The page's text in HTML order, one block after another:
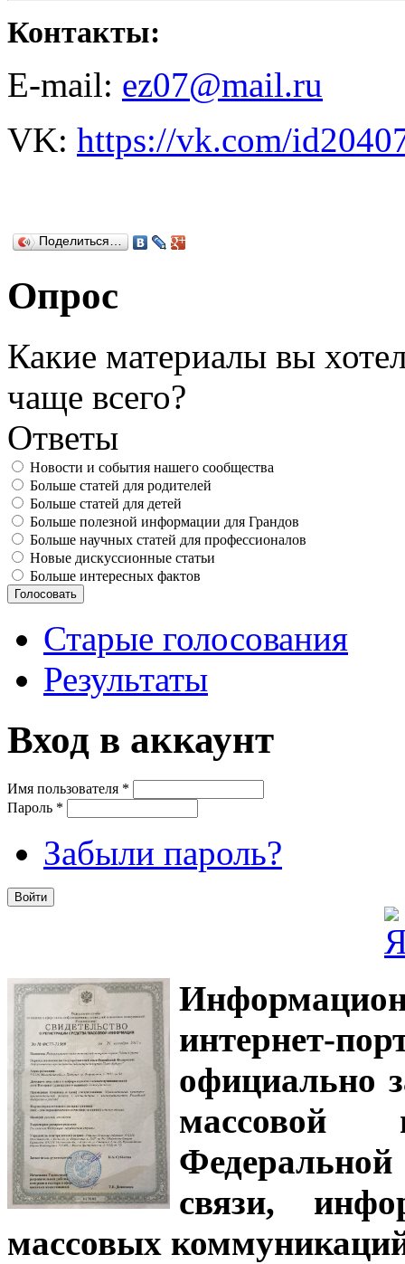
Контакты:
E-mail: ez07@mail.ru
VK: https://vk.com/
Поделиться…
Опрос
Какие материалы вы
чаще всего?
Ответы
Новости и события нашего сообщества
Больше статей для родителей
Больше статей для детей
Больше полезной информации для Грандов
Больше научных статей для профессионалов
Новые дискуссионные статьи
Больше интересных фактов
Старые голосования
Результаты
Вход в аккаунт
Имя пользователя *
Пароль *
Забыли пароль?
интернет-
официально
связи,
массовых